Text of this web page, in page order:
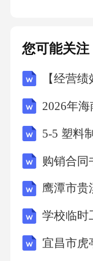
术最成熟的成
B.稠浆法
C.辊压法
D.挤压法12、
控制中，衡量
张强度”主要
您可能关注
5-5 塑料
购销合同
学校临时